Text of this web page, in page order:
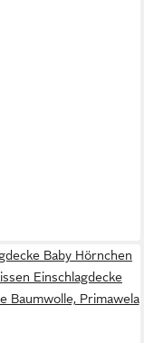
Baby Hörnchen
Einschlagdecke
Baumwolle, Primawela